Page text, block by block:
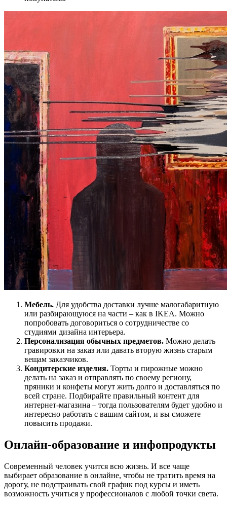
Мебель. Для удобства доставки лучше малогабаритную
или разбирающуюся на части – как в IKEA. Можно
попробовать договориться о сотрудничестве со
студиями дизайна интерьера.
Персонализация обычных предметов. Можно делать
гравировки на заказ или давать вторую жизнь старым
вещам заказчиков.
Кондитерские изделия. Торты и пирожные можно
делать на заказ и отправлять по своему региону,
пряники и конфеты могут жить долго и доставляться по
всей стране. Подбирайте правильный контент для
интернет-магазина – тогда пользователям будет удобно и
интересно работать с вашим сайтом, и вы сможете
повысить продажи.
Онлайн-образование и инфопродукты
Современный человек учится всю жизнь. И все чаще
выбирает образование в онлайне, чтобы не тратить время на
дорогу, не подстраивать свой график под курсы и иметь
возможность учиться у профессионалов с любой точки света.